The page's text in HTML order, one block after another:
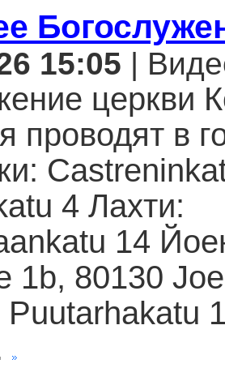
15:05 |
церкви
проводят в
4 Лахти:
14
1b, 80130